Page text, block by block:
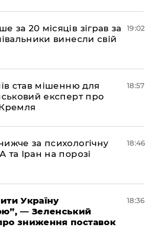
за 20 місяців зіграв за
винесли свій
19:02
став мішенню для
експерт про
18:57
за психологічну
та Іран на порозі
18:46
Україну
— Зеленський
зниження поставок
18:36